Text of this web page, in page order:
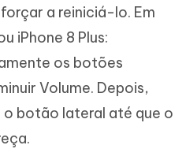
a reiniciá-lo. Em
iPhone 8 Plus:
os botões
Volume. Depois,
o botão lateral até que o